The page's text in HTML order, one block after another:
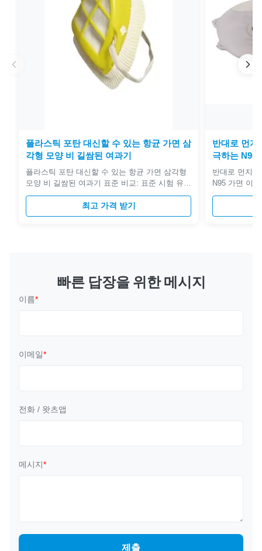
플라스틱 포탄 대신할 수 있는 항균 가면 삼
각형 모양 비 길쌈된 여과기
플라스틱 포탄 대신할 수 있는 항균 가면 삼각형
모양 비 길쌈된 여과기 표준 비교: 표준 시험 유형
여과 효율성 침투 흡입 저항 교류를 시험하십시
오 시험 입자 EN149 FFP1 ≥80% 20% 21mm
H2O 95L/Min NaCl&DOP FFP2 ≥94% 6% 24mm
최고 가격 받기
반대로 먼지
극하는 N95
반대로 먼지
N95 가면 이
여과기 효율
쉬운. • 항균
빠른 답장을 위한 메시지
이름*
이메일*
전화 / 왓츠앱
메시지*
제출